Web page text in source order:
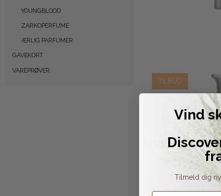
YOUNGBLOOD
ZARKOPERFUME
ÆRLIG PARFUMER
GAVEKORT
VAREPRØVER
TILBUD
Vind
Tilmeld dig